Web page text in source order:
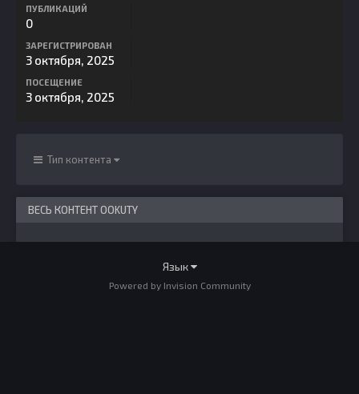
ПУБЛИКАЦИЙ
0
ЗАРЕГИСТРИРОВАН
3 октября, 2025
ПОСЕЩЕНИЕ
3 октября, 2025
Тип контента
ВЕСЬ КОНТЕНТ OOKUTY
Язык
Powered by Invision Community